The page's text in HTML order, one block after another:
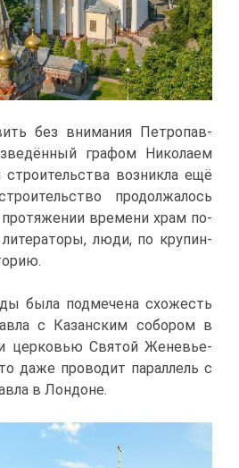
без вни­ма­ния Пет­ро­пав­
гра­фом Ни­ко­ла­ем
воз­ник­ла ещё
про­дол­жа­лось
вре­ме­ни храм по­
лю­ди, по кру­пин­
бы­ла под­ме­че­на схо­жесть
с Ка­зан­ским со­бо­ром в
и цер­ко­вью Свя­той Же­не­вье­
да­же про­во­дит па­рал­лель с
в Лон­доне.